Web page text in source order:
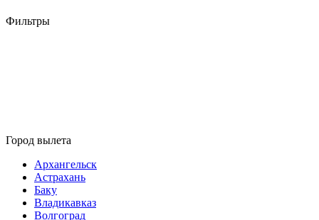
Фильтры
Город вылета
Архангельск
Астрахань
Баку
Владикавказ
Волгоград